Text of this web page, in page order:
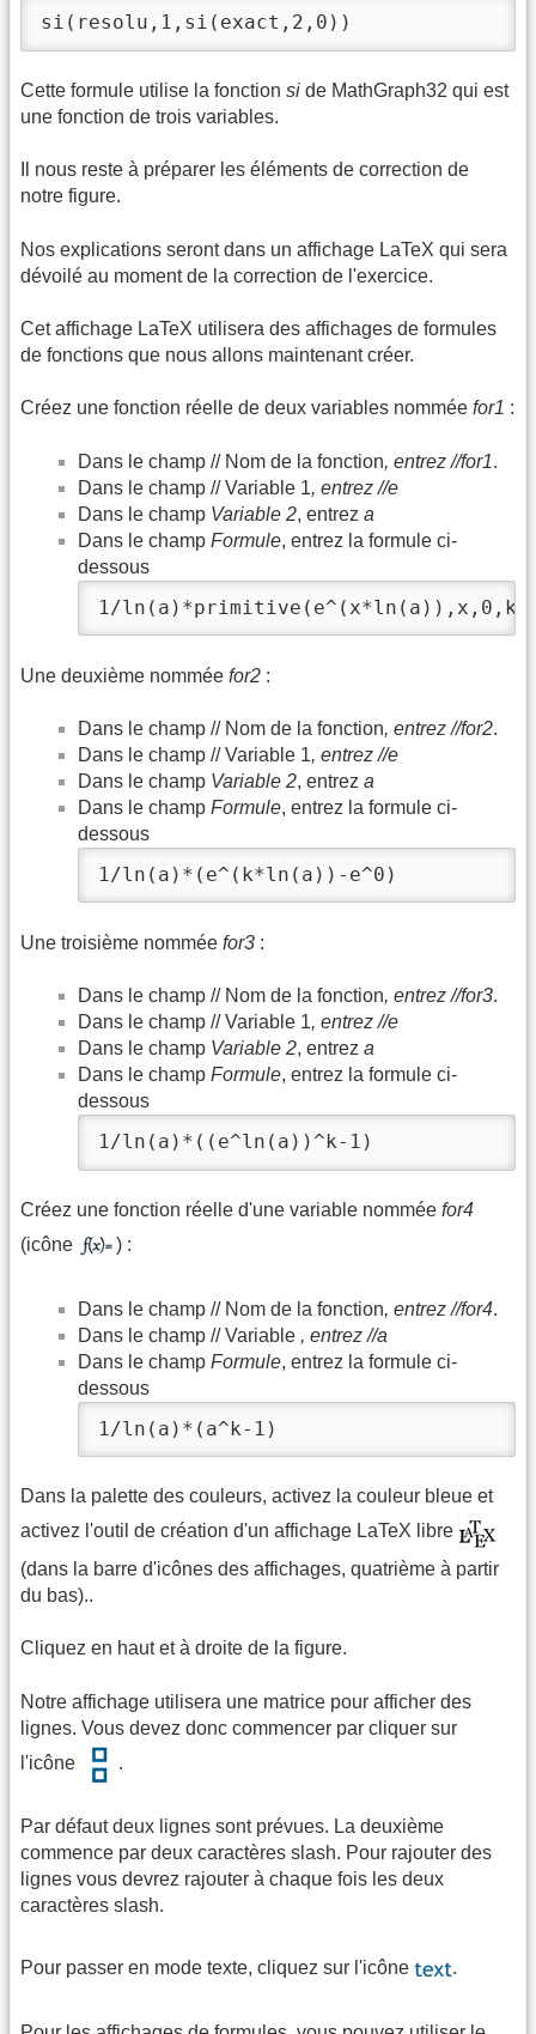
si(resolu,1,si(exact,2,0))
Cette formule utilise la fonction si de MathGraph32 qui est
une fonction de trois variables.
Il nous reste à préparer les éléments de correction de
notre figure.
Nos explications seront dans un affichage LaTeX qui sera
dévoilé au moment de la correction de l'exercice.
Cet affichage LaTeX utilisera des affichages de formules
de fonctions que nous allons maintenant créer.
Créez une fonction réelle de deux variables nommée for1 :
Dans le champ // Nom de la fonction, entrez //for1.
Dans le champ // Variable 1, entrez //e
Dans le champ Variable 2, entrez a
Dans le champ Formule, entrez la formule ci-
dessous
1/ln(a)*primitive(e^(x*ln(a)),x,0,k)
Une deuxième nommée for2 :
Dans le champ // Nom de la fonction, entrez //for2.
Dans le champ // Variable 1, entrez //e
Dans le champ Variable 2, entrez a
Dans le champ Formule, entrez la formule ci-
dessous
1/ln(a)*(e^(k*ln(a))-e^0)
Une troisième nommée for3 :
Dans le champ // Nom de la fonction, entrez //for3.
Dans le champ // Variable 1, entrez //e
Dans le champ Variable 2, entrez a
Dans le champ Formule, entrez la formule ci-
dessous
1/ln(a)*((e^ln(a))^k-1)
Créez une fonction réelle d'une variable nommée for4
(icône
) :
Dans le champ // Nom de la fonction, entrez //for4.
Dans le champ // Variable , entrez //a
Dans le champ Formule, entrez la formule ci-
dessous
1/ln(a)*(a^k-1)
Dans la palette des couleurs, activez la couleur bleue et
activez l'outil de création d'un affichage LaTeX libre
(dans la barre d'icônes des affichages, quatrième à partir
du bas)..
Cliquez en haut et à droite de la figure.
Notre affichage utilisera une matrice pour afficher des
lignes. Vous devez donc commencer par cliquer sur
l'icône
.
Par défaut deux lignes sont prévues. La deuxième
commence par deux caractères slash. Pour rajouter des
lignes vous devrez rajouter à chaque fois les deux
caractères slash.
Pour passer en mode texte, cliquez sur l'icône .